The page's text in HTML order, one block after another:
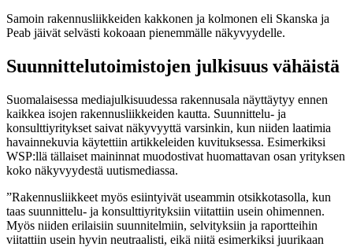
Samoin rakennusliikkeiden kakkonen ja kolmonen eli Skanska ja
Peab jäivät selvästi kokoaan pienemmälle näkyvyydelle.
Suunnittelutoimistojen julkisuus vähäistä
Suomalaisessa mediajulkisuudessa rakennusala näyttäytyy ennen
kaikkea isojen rakennusliikkeiden kautta. Suunnittelu- ja
konsulttiyritykset saivat näkyvyyttä varsinkin, kun niiden laatimia
havainnekuvia käytettiin artikkeleiden kuvituksessa. Esimerkiksi
WSP:llä tällaiset maininnat muodostivat huomattavan osan yrityksen
koko näkyvyydestä uutismediassa.
”Rakennusliikkeet myös esiintyivät useammin otsikkotasolla, kun
taas suunnittelu- ja konsulttiyrityksiin viitattiin usein ohimennen.
Myös niiden erilaisiin suunnitelmiin, selvityksiin ja raportteihin
viitattiin usein hyvin neutraalisti, eikä niitä esimerkiksi juurikaan